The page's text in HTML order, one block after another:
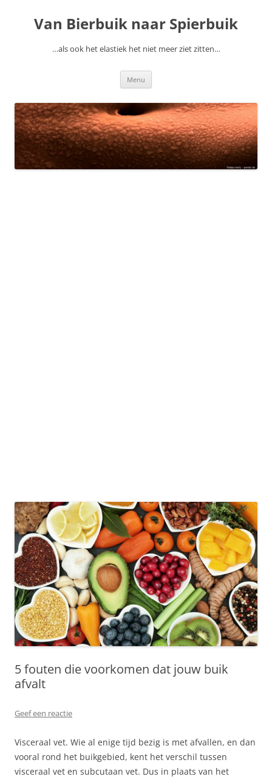
inhoudVan Bierbuik naar Spierbuik
…als ook het elastiek het niet meer ziet zitten…
Menu
5 fouten die voorkomen dat jouw buik
afvalt
Geef een reactie
Visceraal vet. Wie al enige tijd bezig is met afvallen, en dan
vooral rond het buikgebied, kent het verschil tussen
visceraal vet en subcutaan vet. Dus in plaats van het